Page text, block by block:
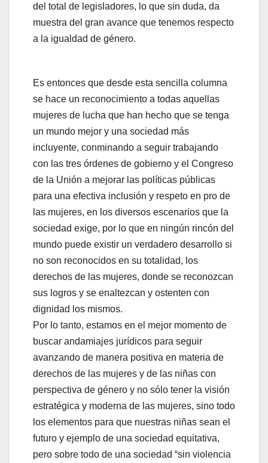
del total de legisladores, lo que sin duda, da
muestra del gran avance que tenemos respecto
a la igualdad de género.
Es entonces que desde esta sencilla columna
se hace un reconocimiento a todas aquellas
mujeres de lucha que han hecho que se tenga
un mundo mejor y una sociedad más
incluyente, conminando a seguir trabajando
con las tres órdenes de gobierno y el Congreso
de la Unión a mejorar las políticas públicas
para una efectiva inclusión y respeto en pro de
las mujeres, en los diversos escenarios que la
sociedad exige, por lo que en ningún rincón del
mundo puede existir un verdadero desarrollo si
no son reconocidos en su totalidad, los
derechos de las mujeres, donde se reconozcan
sus logros y se enaltezcan y ostenten con
dignidad los mismos.
Por lo tanto, estamos en el mejor momento de
buscar andamiajes jurídicos para seguir
avanzando de manera positiva en materia de
derechos de las mujeres y de las niñas con
perspectiva de género y no sólo tener la visión
estratégica y moderna de las mujeres, sino todo
los elementos para que nuestras niñas sean el
futuro y ejemplo de una sociedad equitativa,
pero sobre todo de una sociedad “sin violencia